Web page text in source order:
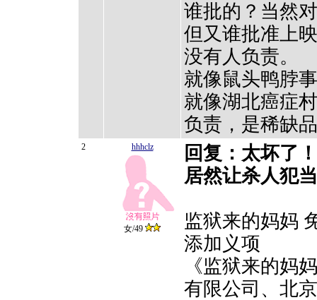
谁批的？当然
但又谁批准上
没有人负责。
就像鼠头鸭脖
就像湖北癌症
负责，是稀缺品
2 hhhclz
女/49
回复：太坏了
居然让杀人犯
监狱来的妈妈
添加义项
《监狱来的妈
有限公司、北